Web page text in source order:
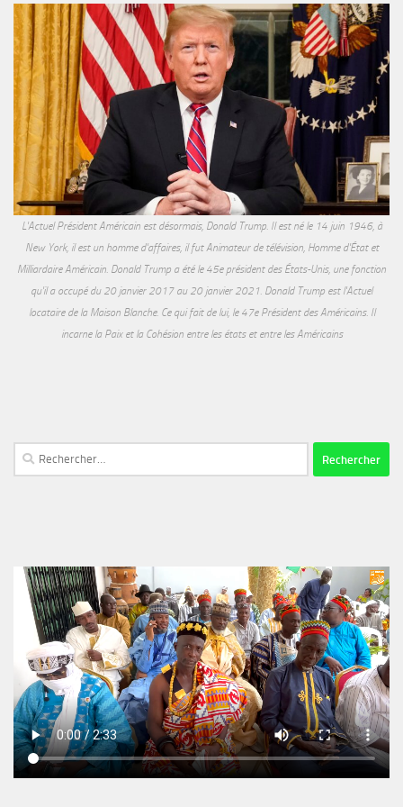
L'Actuel Président Américain est désormais, Donald Trump. Il est né le 14 juin 1946, à
New York, il est un homme d'affaires, il fut Animateur de télévision, Homme d'État et
Milliardaire Américain. Donald Trump a été le 45e président des États-Unis, une fonction
qu'il a occupé du 20 janvier 2017 au 20 janvier 2021. Donald Trump est l'Actuel
locataire de la Maison Blanche. Ce qui fait de lui, le 47e Président des Américains. Il
incarne la Paix et la Cohésion entre les états et entre les Américains
Rechercher :